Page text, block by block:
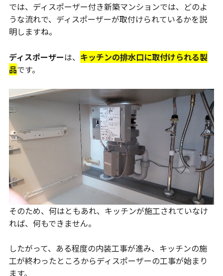
では、ディスポーザー付き新築マンションでは、どのよ
うな流れで、ディスポーザーが取付けられているかを説
明しますね。
ディスポーザーは、 キッチンの排水口に取付けられる製
品です。
そのため、何はともあれ、キッチンが施工されていなけ
れば、何もできません。
したがって、ある程度の内装工事が進み、キッチンの施
工が終わったところからディスポーザーの工事が始まり
ます。